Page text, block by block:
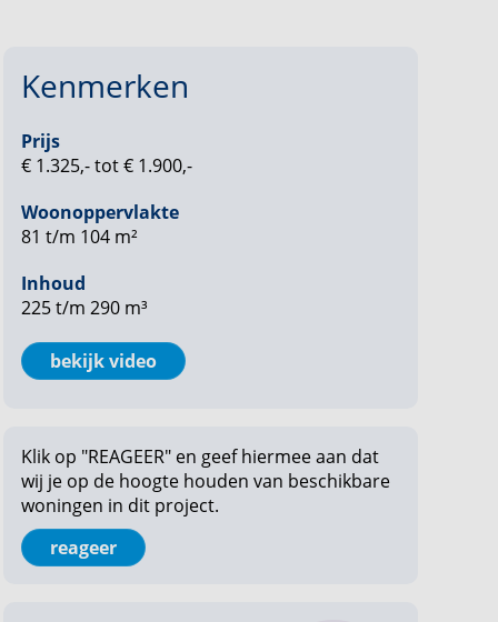
Kenmerken
Prijs
€ 1.325,- tot € 1.900,-
Woonoppervlakte
81 t/m 104 m²
Inhoud
225 t/m 290 m³
bekijk video
Klik op "REAGEER" en geef hiermee aan dat
wij je op de hoogte houden van beschikbare
woningen in dit project.
reageer